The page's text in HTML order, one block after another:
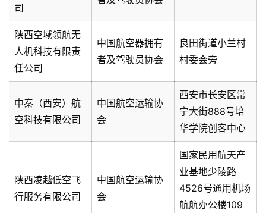
司
陕西空域领航无
人机科技有限责
任公司
中国航空器拥有
者及驾驶员协会
良田街道小兰村
村委会旁
中秦（西安）航
空科技有限公司
中国航空运输协
会
西安市长安区常
宁大街888号培
华学院创客中心
陕西凌越低空飞
行服务有限公司
中国航空运输协
会
国家民用航天产
业基地少陵路
4526号通用机场
航航办公楼109